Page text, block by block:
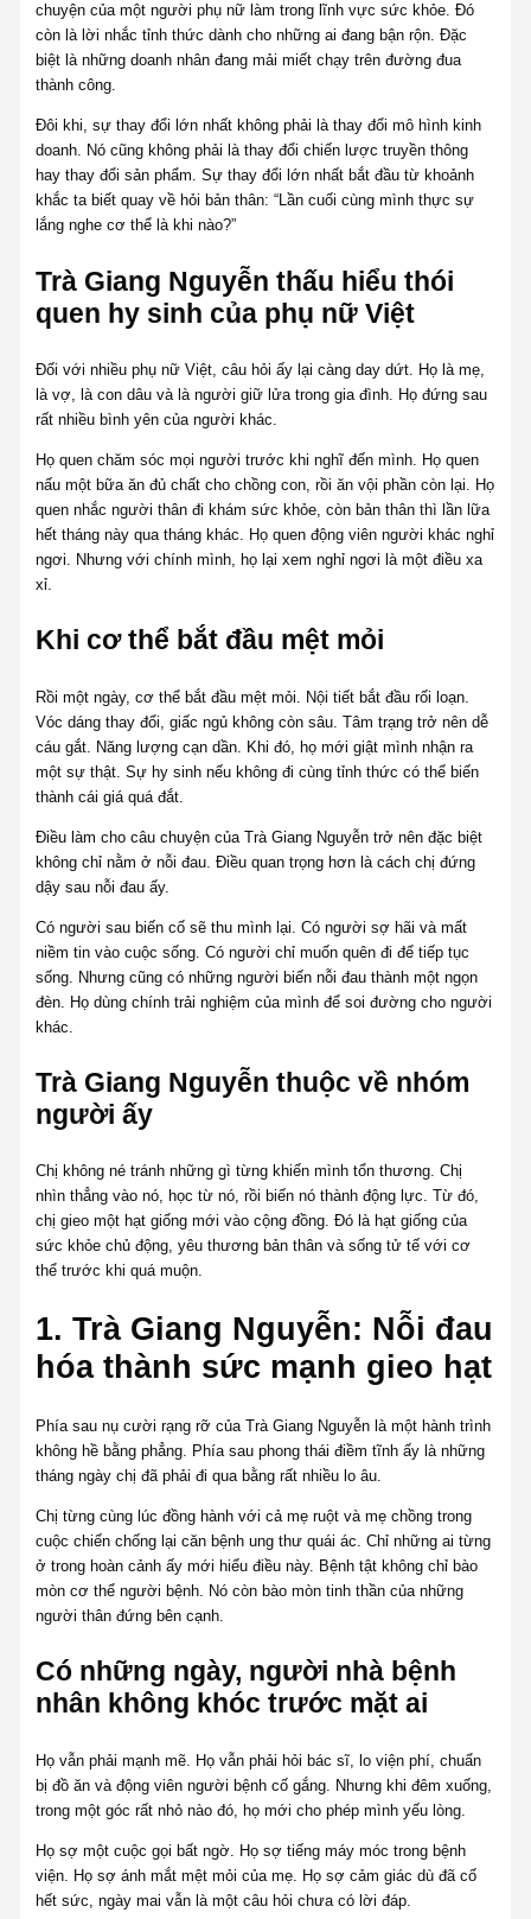
chuyện của một người phụ nữ làm trong lĩnh vực sức khỏe. Đó
còn là lời nhắc tỉnh thức dành cho những ai đang bận rộn. Đặc
biệt là những doanh nhân đang mải miết chạy trên đường đua
thành công.
Đôi khi, sự thay đổi lớn nhất không phải là thay đổi mô hình kinh
doanh. Nó cũng không phải là thay đổi chiến lược truyền thông
hay thay đổi sản phẩm. Sự thay đổi lớn nhất bắt đầu từ khoảnh
khắc ta biết quay về hỏi bản thân: “Lần cuối cùng mình thực sự
lắng nghe cơ thể là khi nào?”
Trà Giang Nguyễn thấu hiểu thói
quen hy sinh của phụ nữ Việt
Đối với nhiều phụ nữ Việt, câu hỏi ấy lại càng day dứt. Họ là mẹ,
là vợ, là con dâu và là người giữ lửa trong gia đình. Họ đứng sau
rất nhiều bình yên của người khác.
Họ quen chăm sóc mọi người trước khi nghĩ đến mình. Họ quen
nấu một bữa ăn đủ chất cho chồng con, rồi ăn vội phần còn lại. Họ
quen nhắc người thân đi khám sức khỏe, còn bản thân thì lần lữa
hết tháng này qua tháng khác. Họ quen động viên người khác nghỉ
ngơi. Nhưng với chính mình, họ lại xem nghỉ ngơi là một điều xa
xỉ.
Khi cơ thể bắt đầu mệt mỏi
Rồi một ngày, cơ thể bắt đầu mệt mỏi. Nội tiết bắt đầu rối loạn.
Vóc dáng thay đổi, giấc ngủ không còn sâu. Tâm trạng trở nên dễ
cáu gắt. Năng lượng cạn dần. Khi đó, họ mới giật mình nhận ra
một sự thật. Sự hy sinh nếu không đi cùng tỉnh thức có thể biến
thành cái giá quá đắt.
Điều làm cho câu chuyện của Trà Giang Nguyễn trở nên đặc biệt
không chỉ nằm ở nỗi đau. Điều quan trọng hơn là cách chị đứng
dậy sau nỗi đau ấy.
Có người sau biến cố sẽ thu mình lại. Có người sợ hãi và mất
niềm tin vào cuộc sống. Có người chỉ muốn quên đi để tiếp tục
sống. Nhưng cũng có những người biến nỗi đau thành một ngọn
đèn. Họ dùng chính trải nghiệm của mình để soi đường cho người
khác.
Trà Giang Nguyễn thuộc về nhóm
người ấy
Chị không né tránh những gì từng khiến mình tổn thương. Chị
nhìn thẳng vào nó, học từ nó, rồi biến nó thành động lực. Từ đó,
chị gieo một hạt giống mới vào cộng đồng. Đó là hạt giống của
sức khỏe chủ động, yêu thương bản thân và sống tử tế với cơ
thể trước khi quá muộn.
1. Trà Giang Nguyễn: Nỗi đau
hóa thành sức mạnh gieo hạt
Phía sau nụ cười rạng rỡ của Trà Giang Nguyễn là một hành trình
không hề bằng phẳng. Phía sau phong thái điềm tĩnh ấy là những
tháng ngày chị đã phải đi qua bằng rất nhiều lo âu.
Chị từng cùng lúc đồng hành với cả mẹ ruột và mẹ chồng trong
cuộc chiến chống lại căn bệnh ung thư quái ác. Chỉ những ai từng
ở trong hoàn cảnh ấy mới hiểu điều này. Bệnh tật không chỉ bào
mòn cơ thể người bệnh. Nó còn bào mòn tinh thần của những
người thân đứng bên cạnh.
Có những ngày, người nhà bệnh
nhân không khóc trước mặt ai
Họ vẫn phải mạnh mẽ. Họ vẫn phải hỏi bác sĩ, lo viện phí, chuẩn
bị đồ ăn và động viên người bệnh cố gắng. Nhưng khi đêm xuống,
trong một góc rất nhỏ nào đó, họ mới cho phép mình yếu lòng.
Họ sợ một cuộc gọi bất ngờ. Họ sợ tiếng máy móc trong bệnh
viện. Họ sợ ánh mắt mệt mỏi của mẹ. Họ sợ cảm giác dù đã cố
hết sức, ngày mai vẫn là một câu hỏi chưa có lời đáp.